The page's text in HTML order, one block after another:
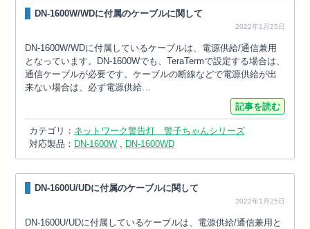
DN-1600W/WDに付属のケーブルに関して
2022年1月25日
DN-1600W/WDに付属しているケーブルは、電源供給/通信兼用
となっています。DN-1600Wでも、TeraTermで設定する場合は、
通信ケーブルが必要です。ケーブルの断線などで電源供給が出
来ない場合は、必ず電源供給…
記事を読む
カテゴリ： ネットワーク警告灯 警子ちゃんシリーズ
対応製品： DN-1600W, DN-1600WD
DN-1600U/UDに付属のケーブルに関して
2022年1月25日
DN-1600U/UDに付属しているケーブルは、電源供給/通信兼用と